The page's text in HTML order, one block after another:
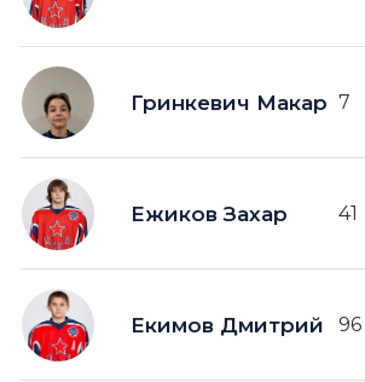
Гринкевич Макар 7
Ежиков Захар 41
Екимов Дмитрий 96